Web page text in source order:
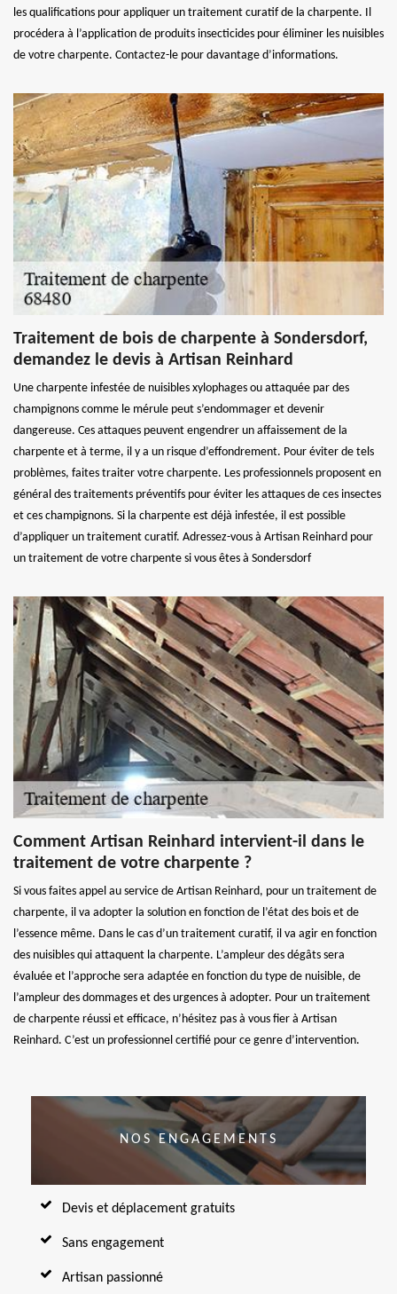
les qualifications pour appliquer un traitement curatif de la charpente. Il
procédera à l’application de produits insecticides pour éliminer les nuisibles
de votre charpente. Contactez-le pour davantage d’informations.
Traitement de bois de charpente à Sondersdorf,
demandez le devis à Artisan Reinhard
Une charpente infestée de nuisibles xylophages ou attaquée par des
champignons comme le mérule peut s’endommager et devenir
dangereuse. Ces attaques peuvent engendrer un affaissement de la
charpente et à terme, il y a un risque d’effondrement. Pour éviter de tels
problèmes, faites traiter votre charpente. Les professionnels proposent en
général des traitements préventifs pour éviter les attaques de ces insectes
et ces champignons. Si la charpente est déjà infestée, il est possible
d’appliquer un traitement curatif. Adressez-vous à Artisan Reinhard pour
un traitement de votre charpente si vous êtes à Sondersdorf
Comment Artisan Reinhard intervient-il dans le
traitement de votre charpente ?
Si vous faites appel au service de Artisan Reinhard, pour un traitement de
charpente, il va adopter la solution en fonction de l’état des bois et de
l’essence même. Dans le cas d’un traitement curatif, il va agir en fonction
des nuisibles qui attaquent la charpente. L’ampleur des dégâts sera
évaluée et l’approche sera adaptée en fonction du type de nuisible, de
l’ampleur des dommages et des urgences à adopter. Pour un traitement
de charpente réussi et efficace, n’hésitez pas à vous fier à Artisan
Reinhard. C’est un professionnel certifié pour ce genre d’intervention.
NOS ENGAGEMENTS
Devis et déplacement gratuits
Sans engagement
Artisan passionné